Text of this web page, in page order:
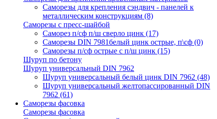
Саморезы для крепления сэндвич - панелей к
металлическим конструкциям (8)
Саморезы с пресс-шайбой
Саморез п/сф п/ш сверло цинк (17)
Саморезы DIN 7981белый цинк острые, п\сф (0)
Саморезы п/сф острые с п/ш цинк (15)
Шуруп по бетону
Шуруп универсальный DIN 7962
Шуруп универсальный белый цинк DIN 7962 (48)
Шуруп универсальный желтопассированный DIN
7962 (61)
Саморезы фасовка
Саморезы фасовка